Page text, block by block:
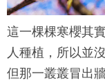
這一棵棵寒櫻其
人種植，所以並
但那一叢叢冒出